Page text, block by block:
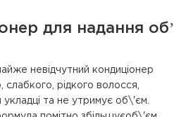
для надання
невідчутний кондиціонер
слабкого, рідкого волосся,
укладці та не утримує об\'єм.
волоссю, що піддається укладці.
його здоровими.